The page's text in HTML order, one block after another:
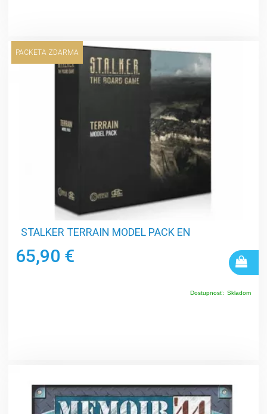
PACKETA ZDARMA
STALKER TERRAIN MODEL PACK EN
65,90 €
Dostupnosť: Skladom